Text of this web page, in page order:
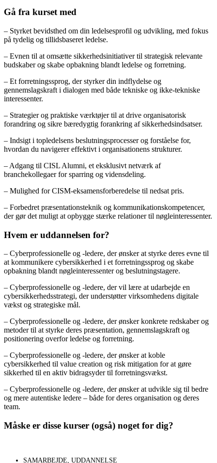
Gå fra kurset med
– Styrket bevidsthed om din ledelsesprofil og udvikling, med fokus
på tydelig og tillidsbaseret ledelse.
– Evnen til at omsætte sikkerhedsinitiativer til strategisk relevante
budskaber og skabe opbakning blandt ledelse og forretning.
– Et forretningssprog, der styrker din indflydelse og
gennemslagskraft i dialogen med både tekniske og ikke-tekniske
interessenter.
– Strategier og praktiske værktøjer til at drive organisatorisk
forandring og sikre bæredygtig forankring af sikkerhedsindsatser.
– Indsigt i topledelsens beslutningsprocesser og forståelse for,
hvordan du navigerer effektivt i organisationens strukturer.
– Adgang til CISL Alumni, et eksklusivt netværk af
branchekollegaer for sparring og vidensdeling.
– Mulighed for CISM-eksamensforberedelse til nedsat pris.
– Forbedret præsentationsteknik og kommunikationskompetencer,
der gør det muligt at opbygge stærke relationer til nøgleinteressenter.
Hvem er uddannelsen for?
– Cyberprofessionelle og -ledere, der ønsker at styrke deres evne til
at kommunikere cybersikkerhed i et forretningssprog og skabe
opbakning blandt nøgleinteressenter og beslutningstagere.
– Cyberprofessionelle og -ledere, der vil lære at udarbejde en
cybersikkerhedsstrategi, der understøtter virksomhedens digitale
vækst og strategiske mål.
– Cyberprofessionelle og -ledere, der ønsker konkrete redskaber og
metoder til at styrke deres præsentation, gennemslagskraft og
positionering overfor ledelse og forretning.
– Cyberprofessionelle og -ledere, der ønsker at koble
cybersikkerhed til value creation og risk mitigation for at gøre
sikkerhed til en aktiv bidragsyder til forretningsvækst.
– Cyberprofessionelle og -ledere, der ønsker at udvikle sig til bedre
og mere autentiske ledere – både for deres organisation og deres
team.
Måske er disse kurser (også) noget for dig?
SAMARBEJDE UDDANNELSE